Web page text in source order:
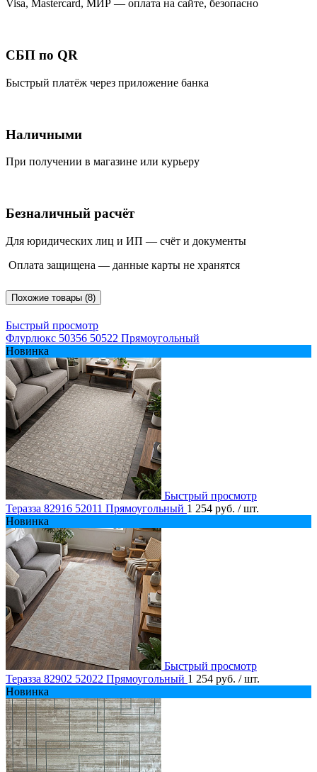
Visa, Mastercard, МИР — оплата на сайте, безопасно
СБП по QR
Быстрый платёж через приложение банка
Наличными
При получении в магазине или курьеру
Безналичный расчёт
Для юридических лиц и ИП — счёт и документы
Оплата защищена — данные карты не хранятся
Похожие товары (8)
Быстрый просмотр
Флурлюкс 50356 50522 Прямоугольный
Новинка
Быстрый просмотр
Теразза 82916 52011 Прямоугольный 1 254 руб. / шт.
Новинка
Быстрый просмотр
Теразза 82902 52022 Прямоугольный 1 254 руб. / шт.
Новинка